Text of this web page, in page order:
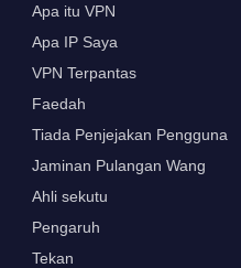
Apa itu VPN
Apa IP Saya
VPN Terpantas
Faedah
Tiada Penjejakan Pengguna
Jaminan Pulangan Wang
Ahli sekutu
Pengaruh
Tekan